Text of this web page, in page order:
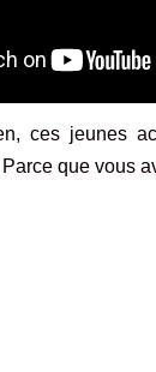
ces jeunes
que vous